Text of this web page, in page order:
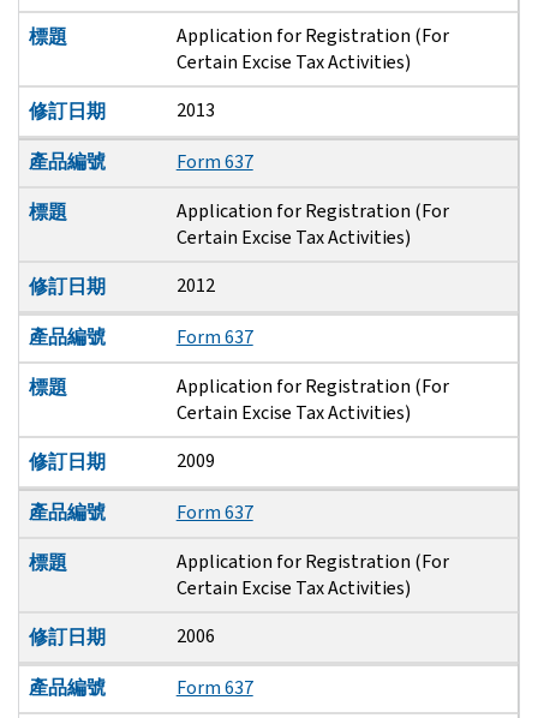
標題
Application for Registration (For
Certain Excise Tax Activities)
修訂日期
2013
產品編號
Form 637
標題
Application for Registration (For
Certain Excise Tax Activities)
修訂日期
2012
產品編號
Form 637
標題
Application for Registration (For
Certain Excise Tax Activities)
修訂日期
2009
產品編號
Form 637
標題
Application for Registration (For
Certain Excise Tax Activities)
修訂日期
2006
產品編號
Form 637